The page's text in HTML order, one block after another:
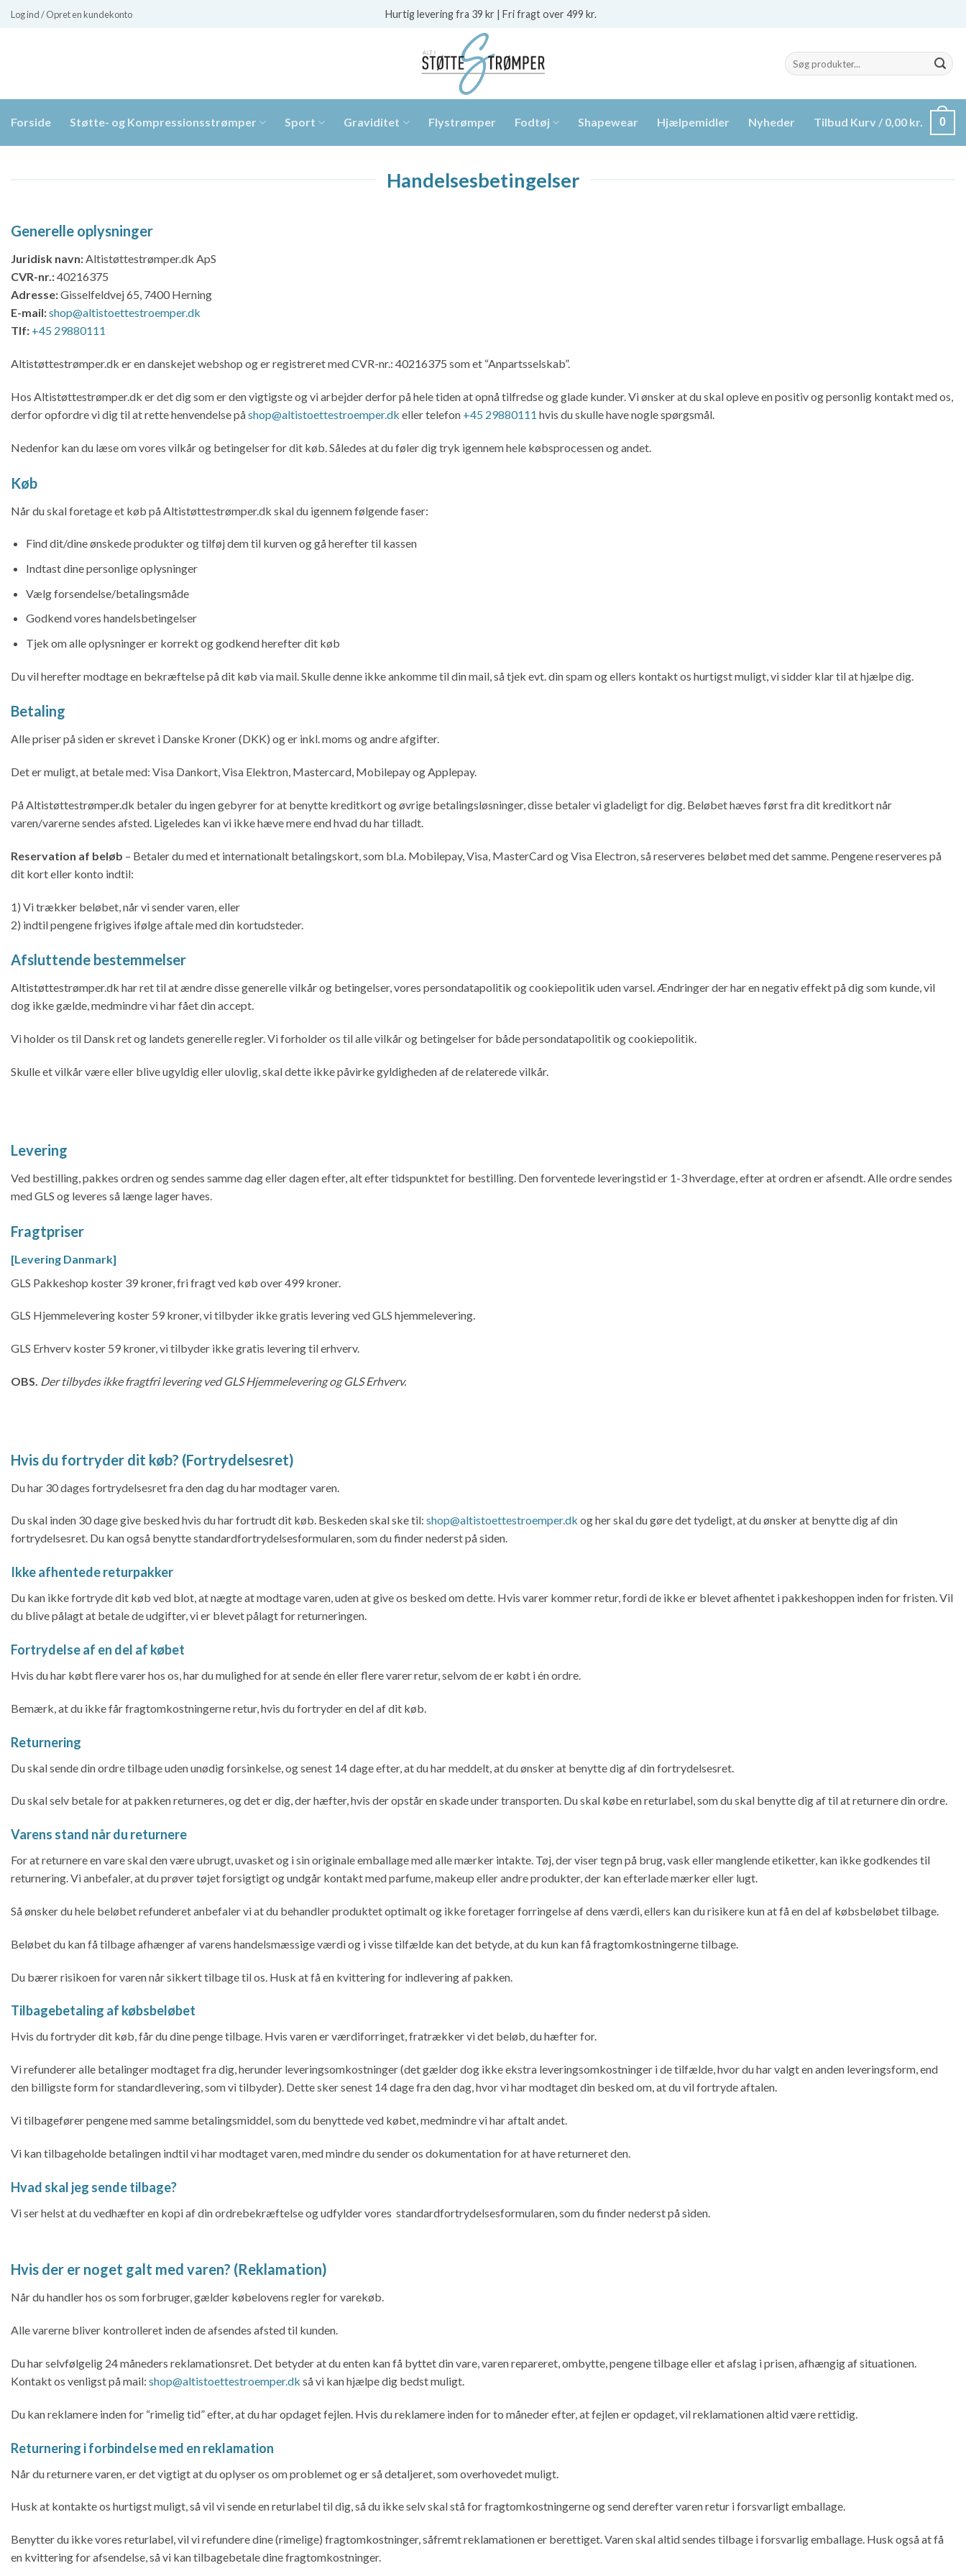
Fortsæt
Log ind / Opret en kundekonto Hurtig levering fra 39 kr | Fri fragt over 499 kr.
Søg
efter:
Forside Støtte- og Kompressionsstrømper Sport Graviditet Flystrømper Fodtøj Shapewear Hjælpemidler Nyheder Tilbud Kurv / 0,00 kr. 0
Handelsesbetingelser
Generelle oplysninger
Juridisk navn:Altistøttestrømper.dk ApS
CVR-nr.:40216375
Adresse:Gisselfeldvej 65, 7400 Herning
E-mail:shop@altistoettestroemper.dk
Tlf: +45 29880111
Altistøttestrømper.dk er en danskejet webshop og er registreret med CVR-nr.: 40216375 som et “Anpartsselskab”.
Hos Altistøttestrømper.dk er det dig som er den vigtigste og vi arbejder derfor på hele tiden at opnå tilfredse og glade kunder. Vi ønsker at du skal opleve en positiv og personlig kontakt med os,
derfor opfordre vi dig til at rette henvendelse påshop@altistoettestroemper.dk eller telefon +45 29880111 hvis du skulle have nogle spørgsmål.
Nedenfor kan du læse om vores vilkår og betingelser for dit køb. Således at du føler dig tryk igennem hele købsprocessen og andet.
Køb
Når du skal foretage et køb på Altistøttestrømper.dk skal du igennem følgende faser:
Find dit/dine ønskede produkter og tilføj dem til kurven og gå herefter til kassen
Indtast dine personlige oplysninger
Vælg forsendelse/betalingsmåde
Godkend vores handelsbetingelser
Tjek om alle oplysninger er korrekt og godkend herefter dit køb
Du vil herefter modtage en bekræftelse på dit køb via mail. Skulle denne ikke ankomme til din mail, så tjek evt. din spam og ellers kontakt os hurtigst muligt, vi sidder klar til at hjælpe dig.
Betaling
Alle priser på siden er skrevet i Danske Kroner (DKK) og er inkl. moms og andre afgifter.
Det er muligt, at betale med: Visa Dankort, Visa Elektron, Mastercard, Mobilepay og Applepay.
På Altistøttestrømper.dk betaler du ingen gebyrer for at benytte kreditkort og øvrige betalingsløsninger, disse betaler vi gladeligt for dig. Beløbet hæves først fra dit kreditkort når
varen/varerne sendes afsted. Ligeledes kan vi ikke hæve mere end hvad du har tilladt.
Reservation af beløb – Betaler du med et internationalt betalingskort, som bl.a. Mobilepay, Visa, MasterCard og Visa Electron, så reserveres beløbet med det samme. Pengene reserveres på
dit kort eller konto indtil:
1) Vi trækker beløbet, når vi sender varen, eller
2) indtil pengene frigives ifølge aftale med din kortudsteder.
Afsluttende bestemmelser
Altistøttestrømper.dk har ret til at ændre disse generelle vilkår og betingelser, vores persondatapolitik og cookiepolitik uden varsel. Ændringer der har en negativ effekt på dig som kunde, vil
dog ikke gælde, medmindre vi har fået din accept.
Vi holder os til Dansk ret og landets generelle regler. Vi forholder os til alle vilkår og betingelser for både persondatapolitik og cookiepolitik.
Skulle et vilkår være eller blive ugyldig eller ulovlig, skal dette ikke påvirke gyldigheden af de relaterede vilkår.
Levering
Ved bestilling, pakkes ordren og sendes samme dag eller dagen efter, alt efter tidspunktet for bestilling. Den forventede leveringstid er 1-3 hverdage, efter at ordren er afsendt. Alle ordre sendes
med GLS og leveres så længe lager haves.
Fragtpriser
[Levering Danmark]
GLS Pakkeshop koster 39 kroner, fri fragt ved køb over 499 kroner.
GLS Hjemmelevering koster 59 kroner, vi tilbyder ikke gratis levering ved GLS hjemmelevering.
GLS Erhverv koster 59 kroner, vi tilbyder ikke gratis levering til erhverv.
OBS. Der tilbydes ikke fragtfri levering ved GLS Hjemmelevering og GLS Erhverv.
Hvis du fortryder dit køb? (Fortrydelsesret)
Du har 30 dages fortrydelsesret fra den dag du har modtager varen.
Du skal inden 30 dage give besked hvis du har fortrudt dit køb. Beskeden skal ske til: shop@altistoettestroemper.dk og her skal du gøre det tydeligt, at du ønsker at benytte dig af din
fortrydelsesret. Du kan også benytte standardfortrydelsesformularen, som du finder nederst på siden.
Ikke afhentede returpakker
Du kan ikke fortryde dit køb ved blot, at nægte at modtage varen, uden at give os besked om dette. Hvis varer kommer retur, fordi de ikke er blevet afhentet i pakkeshoppen inden for fristen. Vil
du blive pålagt at betale de udgifter, vi er blevet pålagt for returneringen.
Fortrydelse af en del af købet
Hvis du har købt flere varer hos os, har du mulighed for at sende én eller flere varer retur, selvom de er købt i én ordre.
Bemærk, at du ikke får fragtomkostningerne retur, hvis du fortryder en del af dit køb.
Returnering
Du skal sende din ordre tilbage uden unødig forsinkelse, og senest 14 dage efter, at du har meddelt, at du ønsker at benytte dig af din fortrydelsesret.
Du skal selv betale for at pakken returneres, og det er dig, der hæfter, hvis der opstår en skade under transporten. Du skal købe en returlabel, som du skal benytte dig af til at returnere din ordre.
Varens stand når du returnere
For at returnere en vare skal den være ubrugt, uvasket og i sin originale emballage med alle mærker intakte. Tøj, der viser tegn på brug, vask eller manglende etiketter, kan ikke godkendes til
returnering. Vi anbefaler, at du prøver tøjet forsigtigt og undgår kontakt med parfume, makeup eller andre produkter, der kan efterlade mærker eller lugt.
Så ønsker du hele beløbet refunderet anbefaler vi at du behandler produktet optimalt og ikke foretager forringelse af dens værdi, ellers kan du risikere kun at få en del af købsbeløbet tilbage.
Beløbet du kan få tilbage afhænger af varens handelsmæssige værdi og i visse tilfælde kan det betyde, at du kun kan få fragtomkostningerne tilbage.
Du bærer risikoen for varen når sikkert tilbage til os. Husk at få en kvittering for indlevering af pakken.
Tilbagebetaling af købsbeløbet
Hvis du fortryder dit køb, får du dine penge tilbage. Hvis varen er værdiforringet, fratrækker vi det beløb, du hæfter for.
Vi refunderer alle betalinger modtaget fra dig, herunder leveringsomkostninger (det gælder dog ikke ekstra leveringsomkostninger i de tilfælde, hvor du har valgt en anden leveringsform, end
den billigste form for standardlevering, som vi tilbyder). Dette sker senest 14 dage fra den dag, hvor vi har modtaget din besked om, at du vil fortryde aftalen.
Vi tilbagefører pengene med samme betalingsmiddel, som du benyttede ved købet, medmindre vi har aftalt andet.
Vi kan tilbageholde betalingen indtil vi har modtaget varen, med mindre du sender os dokumentation for at have returneret den.
Hvad skal jeg sende tilbage?
Vi ser helst at du vedhæfter en kopi af din ordrebekræftelse og udfylder vores standardfortrydelsesformularen, som du finder nederst på siden.
Hvis der er noget galt med varen? (Reklamation)
Når du handler hos os som forbruger, gælder købelovens regler for varekøb.
Alle varerne bliver kontrolleret inden de afsendes afsted til kunden.
Du har selvfølgelig 24 måneders reklamationsret. Det betyder at du enten kan få byttet din vare, varen repareret, ombytte, pengene tilbage eller et afslag i prisen, afhængig af situationen.
Kontakt os venligst på mail: shop@altistoettestroemper.dk så vi kan hjælpe dig bedst muligt.
Du kan reklamere inden for “rimelig tid” efter, at du har opdaget fejlen. Hvis du reklamere inden for to måneder efter, at fejlen er opdaget, vil reklamationen altid være rettidig.
Returnering i forbindelse med en reklamation
Når du returnere varen, er det vigtigt at du oplyser os om problemet og er så detaljeret, som overhovedet muligt.
Husk at kontakte os hurtigst muligt, så vil vi sende en returlabel til dig, så du ikke selv skal stå for fragtomkostningerne og send derefter varen retur i forsvarligt emballage.
Benytter du ikke vores returlabel, vil vi refundere dine (rimelige) fragtomkostninger, såfremt reklamationen er berettiget. Varen skal altid sendes tilbage i forsvarlig emballage. Husk også at få
en kvittering for afsendelse, så vi kan tilbagebetale dine fragtomkostninger.